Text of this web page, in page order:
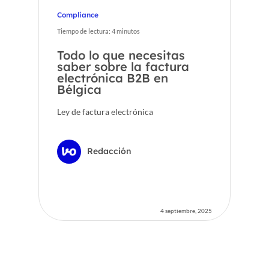
Compliance
Tiempo de lectura: 4minutos
Todo lo que necesitas
saber sobre la factura
electrónica B2B en
Bélgica
Ley de factura electrónica
Redacción
4 septiembre, 2025